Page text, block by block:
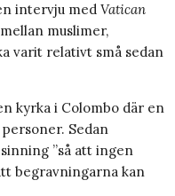
intervju med Vatican
muslimer,
varit relativt små sedan
kyrka i Colombo där en
Sedan
”så att ingen
begravningarna kan